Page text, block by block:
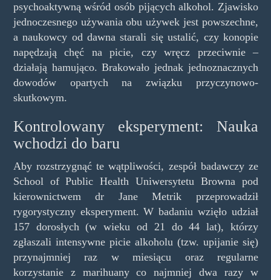
psychoaktywną wśród osób pijących alkohol. Zjawisko
jednoczesnego używania obu używek jest powszechne,
a naukowcy od dawna starali się ustalić, czy konopie
napędzają chęć na picie, czy wręcz przeciwnie –
działają hamująco. Brakowało jednak jednoznacznych
dowodów opartych na związku przyczynowo-
skutkowym.
Kontrolowany eksperyment: Nauka
wchodzi do baru
Aby rozstrzygnąć te wątpliwości, zespół badawczy ze
School of Public Health Uniwersytetu Browna pod
kierownictwem dr Jane Metrik przeprowadził
rygorystyczny eksperyment. W badaniu wzięło udział
157 dorosłych (w wieku od 21 do 44 lat), którzy
zgłaszali intensywne picie alkoholu (tzw. upijanie się)
przynajmniej raz w miesiącu oraz regularne
korzystanie z marihuany co najmniej dwa razy w